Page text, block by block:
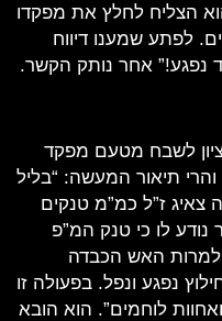
הצליח לחלץ את מפקדו
לפתע שמענו דיווח
נפגע!” אחר נותק הקשר.
לשבח מטעם מפקד
תיאור המעשה: “בליל
סגן משה צאיג ז”ל כמ”מ טנקים
לו כי טנק המ”פ
למרות האש הכבדה
נפגע ונפל. בפעולה זו
לוחמים”. הוא הובא